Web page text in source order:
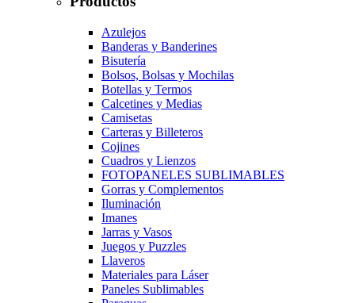
Azulejos
Banderas y Banderines
Bisutería
Bolsos, Bolsas y Mochilas
Botellas y Termos
Calcetines y Medias
Camisetas
Carteras y Billeteros
Cojines
Cuadros y Lienzos
FOTOPANELES SUBLIMABLES
Gorras y Complementos
Iluminación
Imanes
Jarras y Vasos
Juegos y Puzzles
Llaveros
Materiales para Láser
Paneles Sublimables